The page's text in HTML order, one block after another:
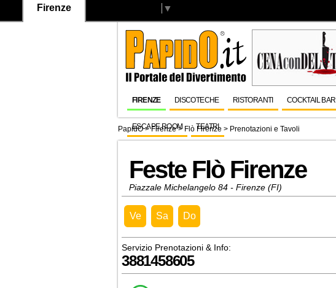
Firenze ▼
FIRENZE DISCOTECHE RISTORANTI COCKTAIL BAR
ESCAPE ROOM TEATRI
PapidO>Firenze> Flò Firenze > Prenotazioni e Tavoli
Feste Flò Firenze
Piazzale Michelangelo 84 - Firenze (FI)
Ve Sa Do
Servizio Prenotazioni & Info:
3881458605